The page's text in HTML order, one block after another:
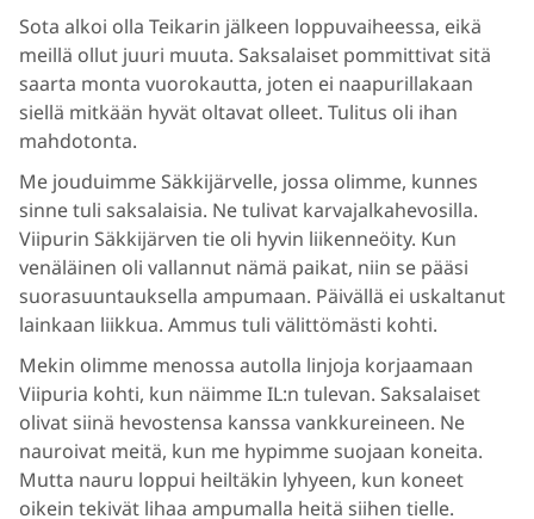
Sota alkoi olla Teikarin jälkeen loppuvaiheessa, eikä
meillä ollut juuri muuta. Saksalaiset pommittivat sitä
saarta monta vuorokautta, joten ei naapurillakaan
siellä mitkään hyvät oltavat olleet. Tulitus oli ihan
mahdotonta.
Me jouduimme Säkkijärvelle, jossa olimme, kunnes
sinne tuli saksalaisia. Ne tulivat karvajalkahevosilla.
Viipurin Säkkijärven tie oli hyvin liikenneöity. Kun
venäläinen oli vallannut nämä paikat, niin se pääsi
suorasuuntauksella ampumaan. Päivällä ei uskaltanut
lainkaan liikkua. Ammus tuli välittömästi kohti.
Mekin olimme menossa autolla linjoja korjaamaan
Viipuria kohti, kun näimme IL:n tulevan. Saksalaiset
olivat siinä hevostensa kanssa vankkureineen. Ne
nauroivat meitä, kun me hypimme suojaan koneita.
Mutta nauru loppui heiltäkin lyhyeen, kun koneet
oikein tekivät lihaa ampumalla heitä siihen tielle.